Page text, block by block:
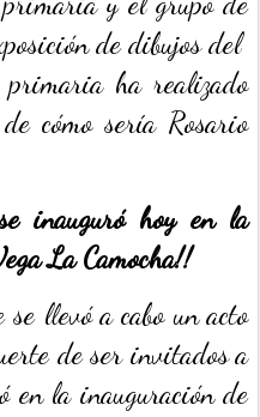
de dibujos del
primaria ha realizado
cómo sería Rosario
inauguró hoy en la
La Camocha!!
se llevó a cabo un acto
de ser invitados a
en la inauguración de